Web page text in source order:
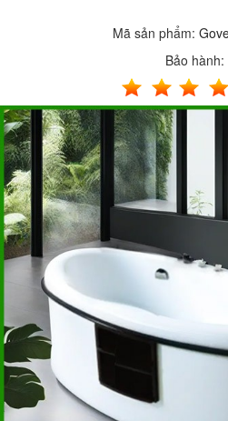
Mã sản phẩm:
Bảo hành: